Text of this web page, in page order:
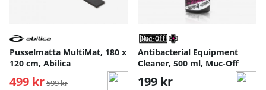
Pusselmatta MultiMat, 180 x
120 cm, Abilica
499 kr Ordinarie pris:
599 kr
Antibacterial Equipment
Cleaner, 500 ml, Muc-Off
199 kr